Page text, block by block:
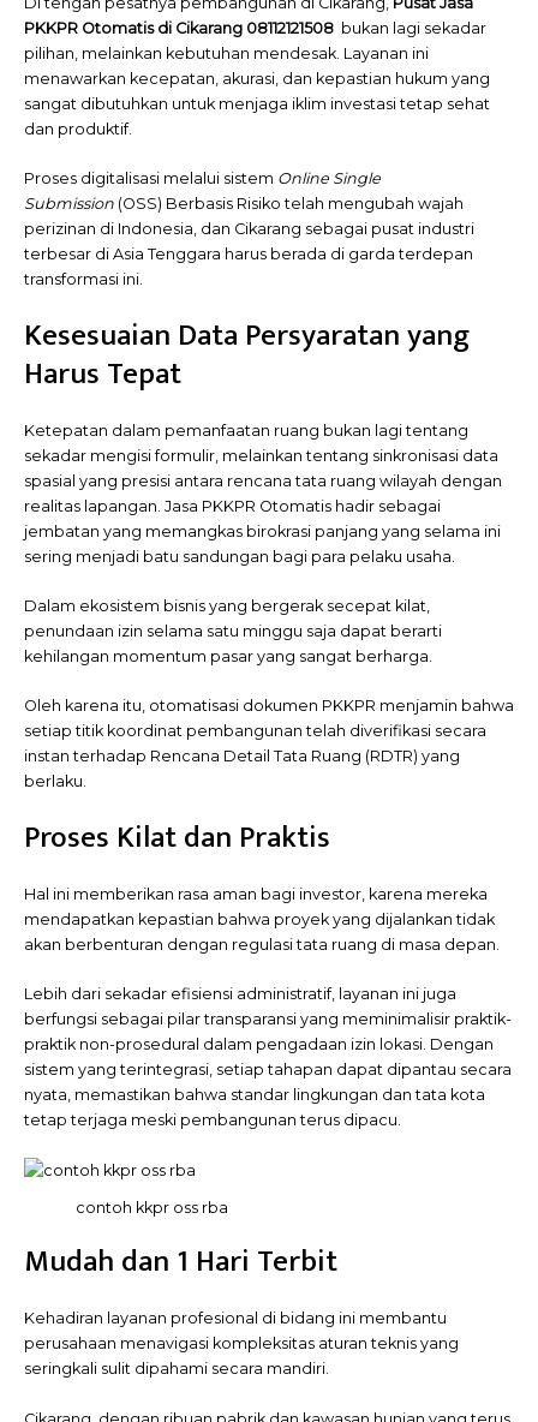
PKKPR Otomatis di Cikarang 08112121508 bukan lagi sekadar
pilihan, melainkan kebutuhan mendesak. Layanan ini
menawarkan kecepatan, akurasi, dan kepastian hukum yang
sangat dibutuhkan untuk menjaga iklim investasi tetap sehat
dan produktif.
Proses digitalisasi melalui sistem Online Single
Submission (OSS) Berbasis Risiko telah mengubah wajah
perizinan di Indonesia, dan Cikarang sebagai pusat industri
terbesar di Asia Tenggara harus berada di garda terdepan
transformasi ini.
Kesesuaian Data Persyaratan yang
Harus Tepat
Ketepatan dalam pemanfaatan ruang bukan lagi tentang
sekadar mengisi formulir, melainkan tentang sinkronisasi data
spasial yang presisi antara rencana tata ruang wilayah dengan
realitas lapangan. Jasa PKKPR Otomatis hadir sebagai
jembatan yang memangkas birokrasi panjang yang selama ini
sering menjadi batu sandungan bagi para pelaku usaha.
Dalam ekosistem bisnis yang bergerak secepat kilat,
penundaan izin selama satu minggu saja dapat berarti
kehilangan momentum pasar yang sangat berharga.
Oleh karena itu, otomatisasi dokumen PKKPR menjamin bahwa
setiap titik koordinat pembangunan telah diverifikasi secara
instan terhadap Rencana Detail Tata Ruang (RDTR) yang
berlaku.
Proses Kilat dan Praktis
Hal ini memberikan rasa aman bagi investor, karena mereka
mendapatkan kepastian bahwa proyek yang dijalankan tidak
akan berbenturan dengan regulasi tata ruang di masa depan.
Lebih dari sekadar efisiensi administratif, layanan ini juga
berfungsi sebagai pilar transparansi yang meminimalisir praktik-
praktik non-prosedural dalam pengadaan izin lokasi. Dengan
sistem yang terintegrasi, setiap tahapan dapat dipantau secara
nyata, memastikan bahwa standar lingkungan dan tata kota
tetap terjaga meski pembangunan terus dipacu.
contoh kkpr oss rba
Mudah dan 1 Hari Terbit
Kehadiran layanan profesional di bidang ini membantu
perusahaan menavigasi kompleksitas aturan teknis yang
seringkali sulit dipahami secara mandiri.